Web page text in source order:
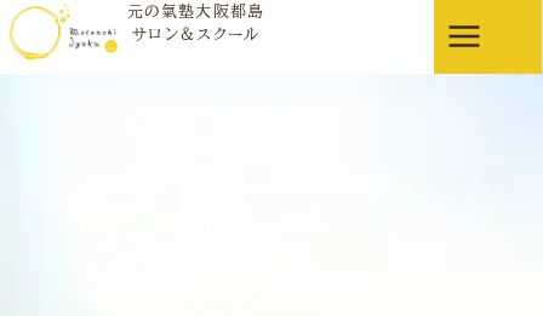
元の氣塾大阪都島
サロン＆スクールお知らせ